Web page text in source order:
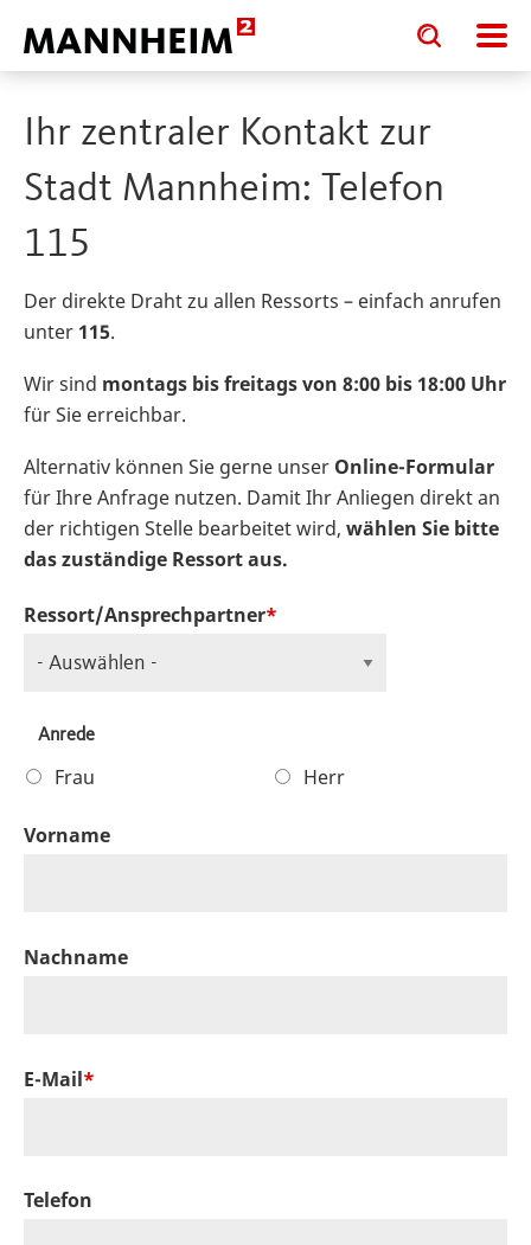
Toggle
search
input
Toggle
search
input
Ihr zentraler Kontakt zur
Stadt Mannheim: Telefon
115
Der direkte Draht zu allen Ressorts – einfach anrufen
unter 115.
Wir sind montags bis freitags von 8:00 bis 18:00 Uhr
für Sie erreichbar.
Alternativ können Sie gerne unser Online-Formular
für Ihre Anfrage nutzen. Damit Ihr Anliegen direkt an
der richtigen Stelle bearbeitet wird, wählen Sie bitte
das zuständige Ressort aus.
Ressort/Ansprechpartner
Anrede
Frau Herr
Vorname
Nachname
E-Mail
Telefon